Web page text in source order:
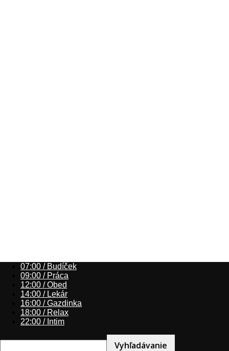
07:00 / Budíček
09:00 / Práca
12:00 / Obed
14:00 / Lekár
16:00 / Gazdinka
18:00 / Relax
22:00 / Intim